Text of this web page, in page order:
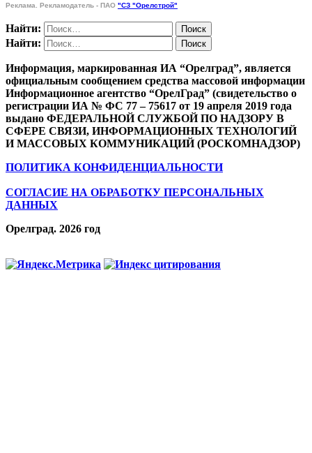
Реклама. Рекламодатель - ПАО "СЗ "Орелстрой"
Найти:
Найти:
Информация, маркированная ИА “Орелград”, является
официальным сообщением средства массовой информации
Информационное агентство “ОрелГрад” (свидетельство о
регистрации ИА № ФС 77 – 75617 от 19 апреля 2019 года
выдано ФЕДЕРАЛЬНОЙ СЛУЖБОЙ ПО НАДЗОРУ В
СФЕРЕ СВЯЗИ, ИНФОРМАЦИОННЫХ ТЕХНОЛОГИЙ
И МАССОВЫХ КОММУНИКАЦИЙ (РОСКОМНАДЗОР)
ПОЛИТИКА КОНФИДЕНЦИАЛЬНОСТИ
СОГЛАСИЕ НА ОБРАБОТКУ ПЕРСОНАЛЬНЫХ
ДАННЫХ
Орелград. 2026 год